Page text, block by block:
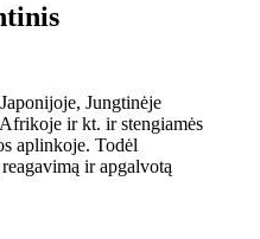
Jungtinėje
ir kt. ir stengiamės
aplinkoje. Todėl
ir apgalvotą